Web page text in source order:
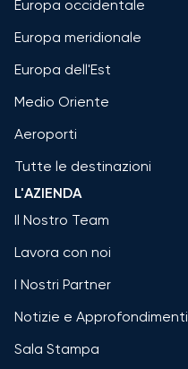
Europa occidentale
Europa meridionale
Europa dell'Est
Medio Oriente
Aeroporti
Tutte le destinazioni
L'AZIENDA
Il Nostro Team
Lavora con noi
I Nostri Partner
Notizie e Approfondimenti
Sala Stampa